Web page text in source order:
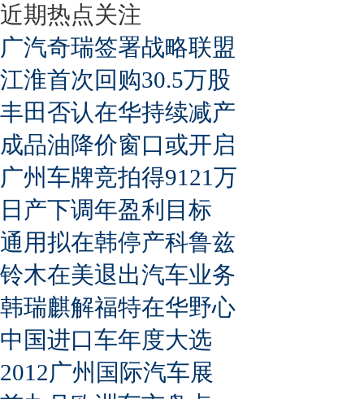
近期热点关注
广汽奇瑞签署战略联盟
江淮首次回购30.5万股
丰田否认在华持续减产
成品油降价窗口或开启
广州车牌竞拍得9121万
日产下调年盈利目标
通用拟在韩停产科鲁兹
铃木在美退出汽车业务
韩瑞麒解福特在华野心
中国进口车年度大选
2012广州国际汽车展